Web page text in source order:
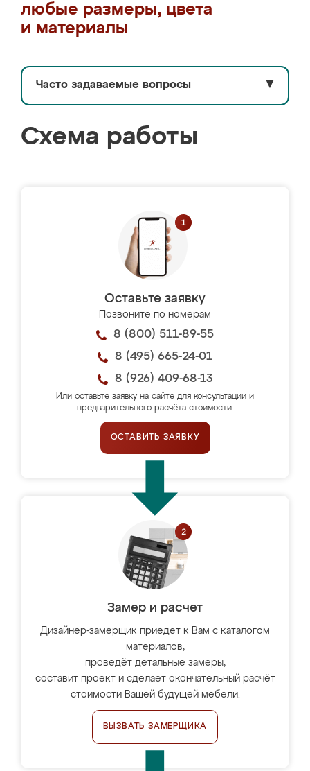
любые размеры, цвета
и материалы
Часто задаваемые вопросы ▼
Схема работы
Оставьте заявку
Позвоните по номерам
8 (800) 511-89-55
8 (495) 665-24-01
8 (926) 409-68-13
Или оставьте заявку на сайте для консультации и
предварительного расчёта стоимости.
ОСТАВИТЬ ЗАЯВКУ
Замер и расчет
Дизайнер-замерщик приедет к Вам с каталогом
материалов,
проведёт детальные замеры,
составит проект и сделает окончательный расчёт
стоимости Вашей будущей мебели.
ВЫЗВАТЬ ЗАМЕРЩИКА